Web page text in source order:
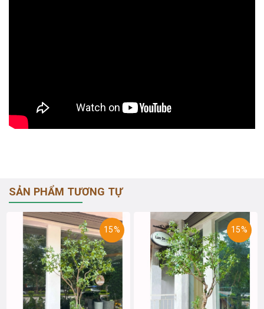
SẢN PHẨM TƯƠNG TỰ
15% 15%